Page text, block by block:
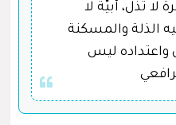
لا تذل، أبيّة لا
الذلة والمسكنة
واعتداده ليس